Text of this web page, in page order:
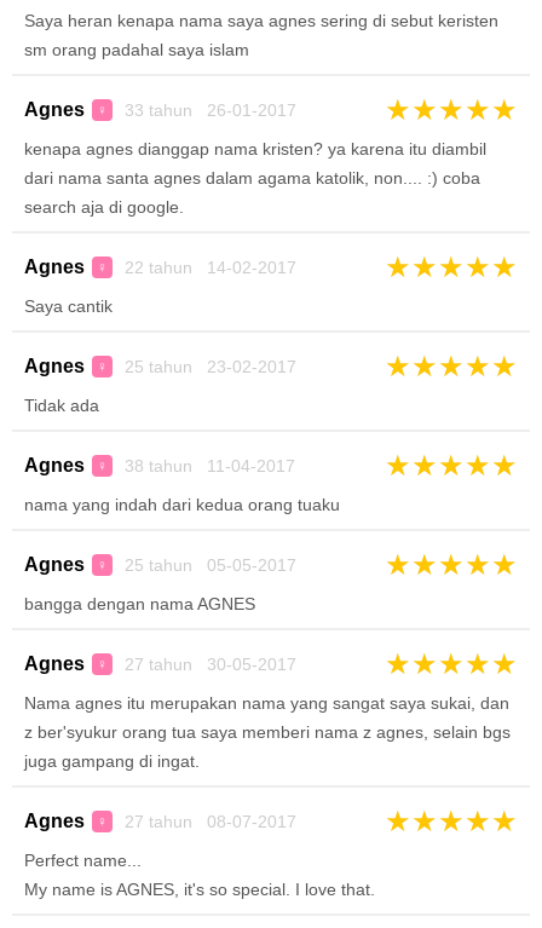
Saya heran kenapa nama saya agnes sering di sebut keristen
sm orang padahal saya islam
Agnes ♀ 33 tahun 26-01-2017 ★★★★★
kenapa agnes dianggap nama kristen? ya karena itu diambil
dari nama santa agnes dalam agama katolik, non.... :) coba
search aja di google.
Agnes ♀ 22 tahun 14-02-2017 ★★★★★
Saya cantik
Agnes ♀ 25 tahun 23-02-2017 ★★★★★
Tidak ada
Agnes ♀ 38 tahun 11-04-2017 ★★★★★
nama yang indah dari kedua orang tuaku
Agnes ♀ 25 tahun 05-05-2017 ★★★★★
bangga dengan nama AGNES
Agnes ♀ 27 tahun 30-05-2017 ★★★★★
Nama agnes itu merupakan nama yang sangat saya sukai, dan
z ber'syukur orang tua saya memberi nama z agnes, selain bgs
juga gampang di ingat.
Agnes ♀ 27 tahun 08-07-2017 ★★★★★
Perfect name...
My name is AGNES, it's so special. I love that.